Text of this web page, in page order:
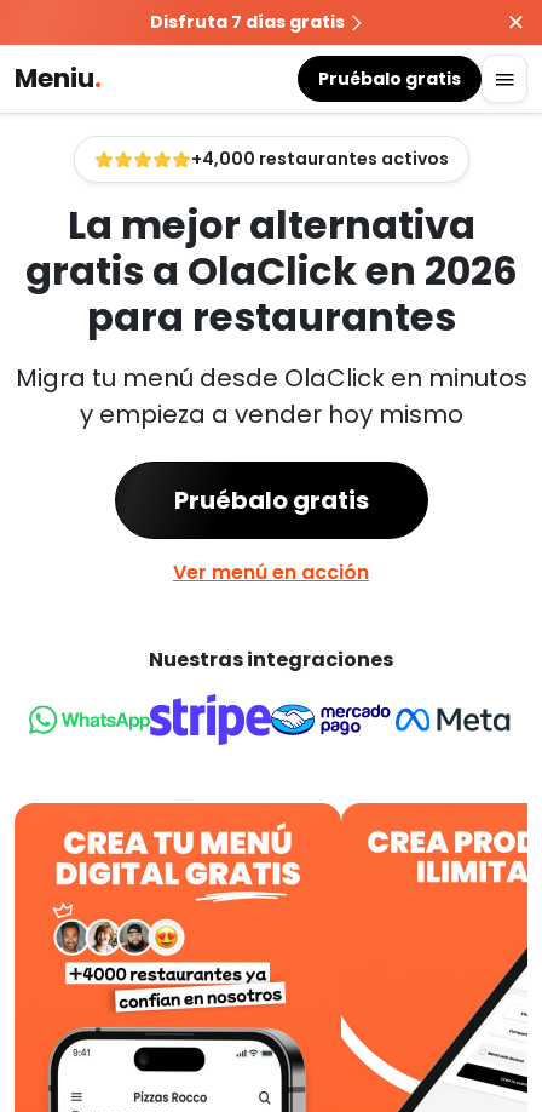
Disfruta 7 días gratis
Meniu. Pruébalo gratis
+4,000 restaurantes activos
La mejor alternativa
gratis a OlaClick en 2026
para restaurantes
Migra tu menú desde OlaClick en minutos
y empieza a vender hoy mismo
Pruébalo gratis
Ver menú en acción
Nuestras integraciones